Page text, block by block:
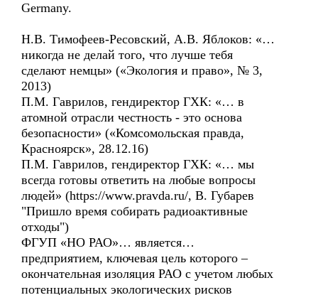
Germany.
Н.В. Тимофеев-Ресовский, А.В. Яблоков: «…
никогда не делай того, что лучше тебя
сделают немцы» («Экология и право», № 3,
2013)
П.М. Гаврилов, гендиректор ГХК: «… в
атомной отрасли честность - это основа
безопасности» («Комсомольская правда,
Красноярск», 28.12.16)
П.М. Гаврилов, гендиректор ГХК: «… мы
всегда готовы ответить на любые вопросы
людей» (https://www.pravda.ru/, В. Губарев
"Пришло время собирать радиоактивные
отходы")
ФГУП «НО РАО»… является…
предприятием, ключевая цель которого –
окончательная изоляция РАО с учетом любых
потенциальных экологических рисков